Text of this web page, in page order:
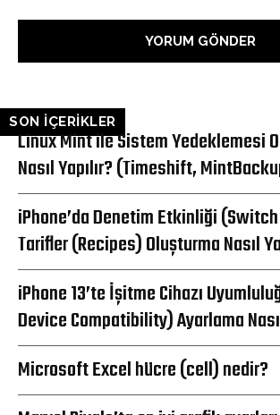
SON İÇERİKLER
Linux Mint ile Sistem Yedeklemesi
Nasıl Yapılır? (Timeshift,
iPhone’da Denetim Etkinliği
Tarifler (Recipes) Oluşturma Nasıl
iPhone 13’te İşitme Cihazı
Device Compatibility) Ayarlama
Microsoft Excel hücre (cell) nedir?